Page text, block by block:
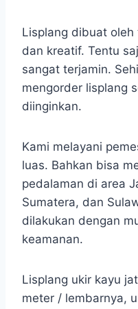
Lisplang dibuat
dan kreatif. Tentu
sangat terjamin.
mengorder lisplang
diinginkan.
Kami melayani
luas. Bahkan bisa
pedalaman di area
Sumatera, dan
dilakukan dengan
keamanan.
Lisplang ukir kayu
meter / lembarnya,